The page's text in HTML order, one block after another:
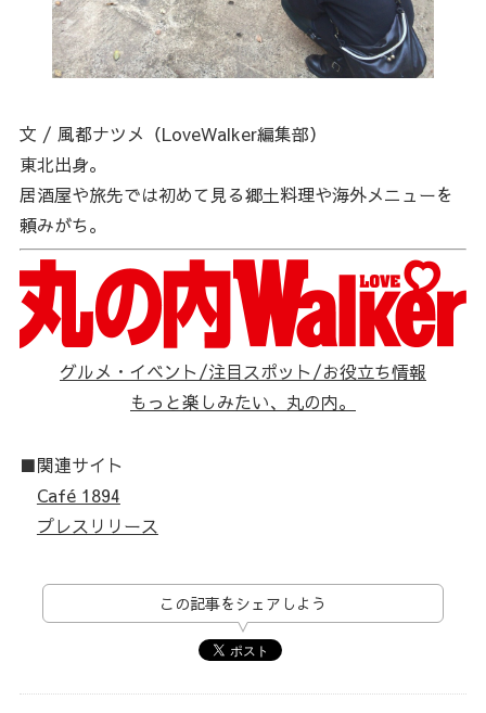
文 / 風都ナツメ（LoveWalker編集部）
東北出身。
居酒屋や旅先では初めて見る郷土料理や海外メニューを
頼みがち。
グルメ・イベント/注目スポット/お役立ち情報
もっと楽しみたい、丸の内。
■関連サイト
Café 1894
プレスリリース
この記事をシェアしよう